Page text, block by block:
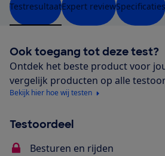
TestresultaatExpert reviewSpecificaties
Ook toegang tot deze test?
Ontdek het beste product voor
vergelijk producten op alle
Bekijk hier hoe wij testen
Testoordeel
Besturen en rijden